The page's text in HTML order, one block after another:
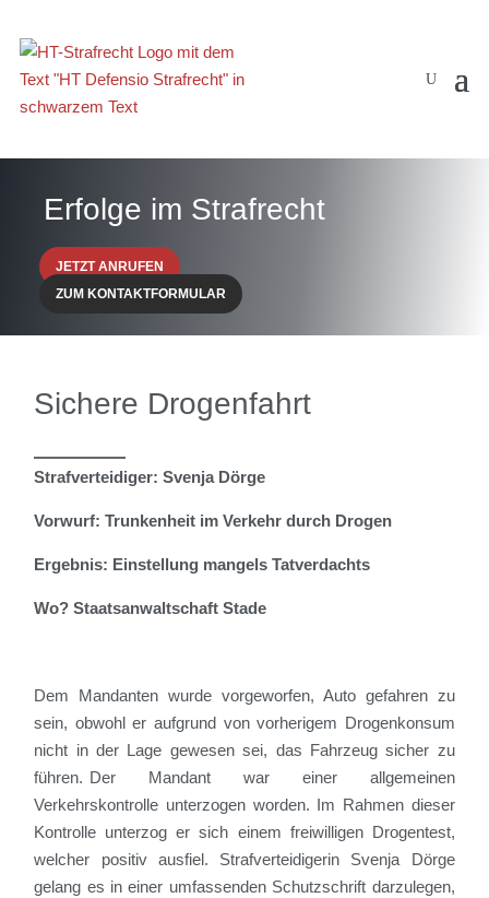
Erfolge im Strafrecht
JETZT ANRUFEN
ZUM KONTAKTFORMULAR
Sichere Drogenfahrt
Strafverteidiger: Svenja Dörge
Vorwurf: Trunkenheit im Verkehr durch Drogen
Ergebnis: Einstellung mangels Tatverdachts
Wo? Staatsanwaltschaft Stade
Dem Mandanten wurde vorgeworfen, Auto gefahren zu
sein, obwohl er aufgrund von vorherigem Drogenkonsum
nicht in der Lage gewesen sei, das Fahrzeug sicher zu
führen. Der Mandant war einer allgemeinen
Verkehrskontrolle unterzogen worden. Im Rahmen dieser
Kontrolle unterzog er sich einem freiwilligen Drogentest,
welcher positiv ausfiel. Strafverteidigerin Svenja Dörge
gelang es in einer umfassenden Schutzschrift darzulegen,